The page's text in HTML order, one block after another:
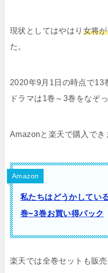
現状としてはやはり 女将
た。
2020年9月1日の時点で13
ドラマは1巻～3巻をなぞ
Amazonと楽天で購入でき
Amazon
私たちはどうかしてい
巻~3巻お買い得パック
楽天では全巻セットも販売